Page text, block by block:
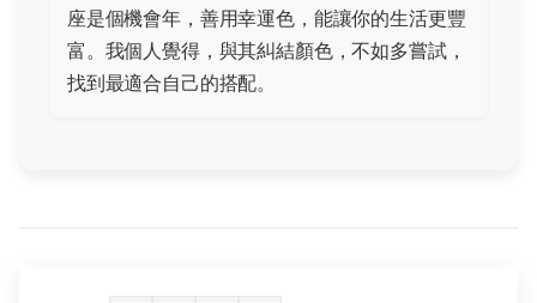
座是個機會年，善用幸運色，能讓你的生活更豐
富。我個人覺得，與其糾結顏色，不如多嘗試，
找到最適合自己的搭配。